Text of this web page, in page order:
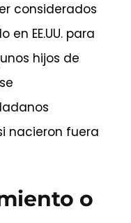
considerados
EE.UU. para
hijos de
nacieron fuera
o